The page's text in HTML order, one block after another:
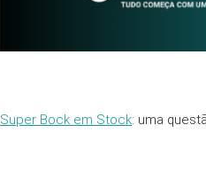
Super Bock em Stock: uma